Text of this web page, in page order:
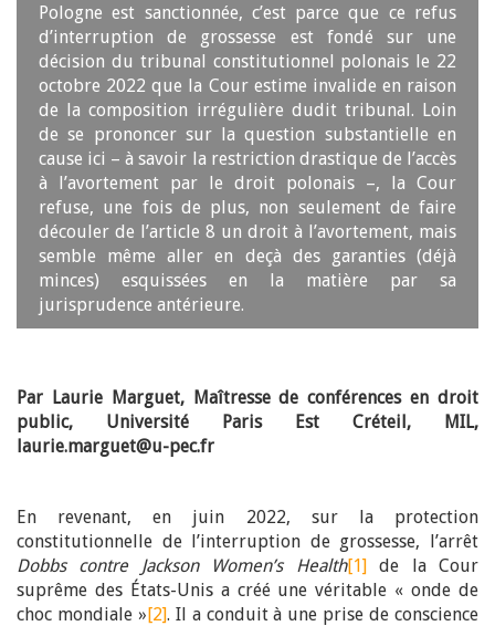
Pologne est sanctionnée, c’est parce que ce refus
d’interruption de grossesse est fondé sur une
décision du tribunal constitutionnel polonais le 22
octobre 2022 que la Cour estime invalide en raison
de la composition irrégulière dudit tribunal. Loin
de se prononcer sur la question substantielle en
cause ici – à savoir la restriction drastique de l’accès
à l’avortement par le droit polonais –, la Cour
refuse, une fois de plus, non seulement de faire
découler de l’article 8 un droit à l’avortement, mais
semble même aller en deçà des garanties (déjà
minces) esquissées en la matière par sa
jurisprudence antérieure.
Par Laurie Marguet, Maîtresse de conférences en droit
public, Université Paris Est Créteil, MIL,
laurie.marguet@u-pec.fr
En revenant, en juin 2022, sur la protection
constitutionnelle de l’interruption de grossesse, l’arrêt
Dobbs contre Jackson Women’s Health[1]de la Cour
suprême des États-Unis a créé une véritable « onde de
choc mondiale »[2]. Il a conduit à une prise de conscience